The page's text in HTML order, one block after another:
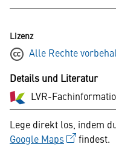
Lizenz
Alle Rechte
Details und Literatur
LVR-
Lege direkt los, indem
Google Maps
findest.